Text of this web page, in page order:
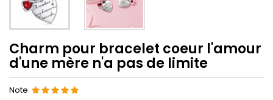
Charm pour bracelet coeur l'amour
d'une mère n'a pas de limite
Note